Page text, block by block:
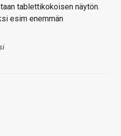
tablettikokoisen näytön.
esim enemmän